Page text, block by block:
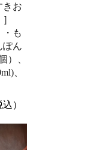
きお
・も
ぽん
）、
、
込）